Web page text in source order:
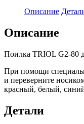
Описание
Описание
Поилка TRIOL G2-80
При помощи
и переверните
красный, белый,
Детали